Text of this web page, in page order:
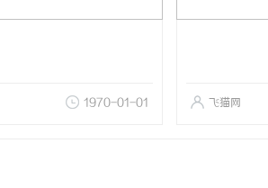
1970-01-01 飞猫网